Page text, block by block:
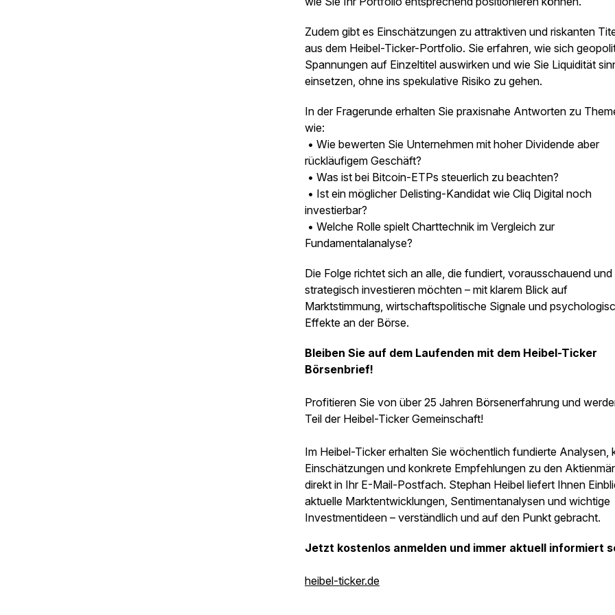
Zudem gibt es Einschätzungen zu attraktiven und riskanten
aus dem Heibel-Ticker-Portfolio. Sie erfahren, wie sich
Spannungen auf Einzeltitel auswirken und wie Sie Liquidität
einsetzen, ohne ins spekulative Risiko zu gehen.
In der Fragerunde erhalten Sie praxisnahe Antworten zu
wie:
• Wie bewerten Sie Unternehmen mit hoher Dividende aber
rückläufigem Geschäft?
• Was ist bei Bitcoin-ETPs steuerlich zu beachten?
• Ist ein möglicher Delisting-Kandidat wie Cliq Digital noch
investierbar?
• Welche Rolle spielt Charttechnik im Vergleich zur
Fundamentalanalyse?
Die Folge richtet sich an alle, die fundiert, vorausschauend und
strategisch investieren möchten – mit klarem Blick auf
Marktstimmung, wirtschaftspolitische Signale und
Effekte an der Börse.
Bleiben Sie auf dem Laufenden mit dem Heibel-Ticker
Börsenbrief!
Profitieren Sie von über 25 Jahren Börsenerfahrung und
Teil der Heibel-Ticker Gemeinschaft!
Im Heibel-Ticker erhalten Sie wöchentlich fundierte Analysen,
Einschätzungen und konkrete Empfehlungen zu den
direkt in Ihr E-Mail-Postfach. Stephan Heibel liefert Ihnen
aktuelle Marktentwicklungen, Sentimentanalysen und wichtige
Investmentideen – verständlich und auf den Punkt gebracht.
Jetzt kostenlos anmelden und immer aktuell informiert
heibel-ticker.de